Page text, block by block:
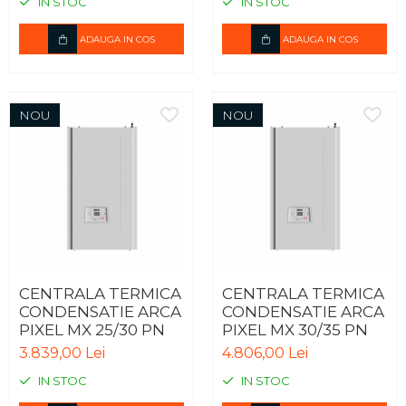
ADAUGA IN COS ADAUGA IN COS
NOU
CENTRALA TERMICA
CONDENSATIE ARCA
PIXEL MX 25/30 PN
3.839,00 Lei
IN STOC
NOU
CENTRALA TERMICA
CONDENSATIE ARCA
PIXEL MX 30/35 PN
4.806,00 Lei
IN STOC